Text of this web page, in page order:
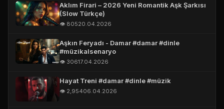
Aklım Firari – 2026 Yeni Romantik Aşk Şarkısı
(Slow Türkçe)
👁️ 80520.04.2026
Aşkın Feryadı - Damar #damar #dinle
#müzikalsenaryo
👁️ 30617.04.2026
Hayat Treni #damar #dinle #müzik
👁️ 2,95406.04.2026